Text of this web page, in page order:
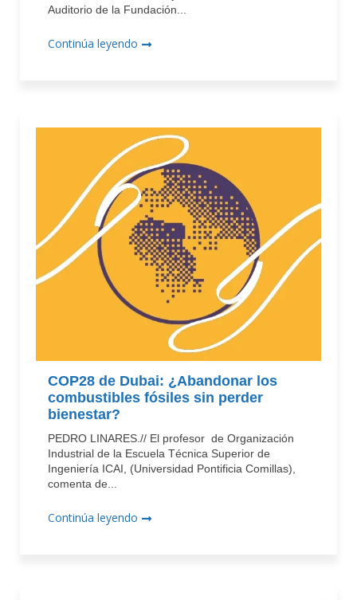
Auditorio de la Fundación...
Continúa leyendo
COP28 de Dubai: ¿Abandonar los
combustibles fósiles sin perder
bienestar?
PEDRO LINARES.// El profesor de Organización
Industrial de la Escuela Técnica Superior de
Ingeniería ICAI, (Universidad Pontificia Comillas),
comenta de...
Continúa leyendo